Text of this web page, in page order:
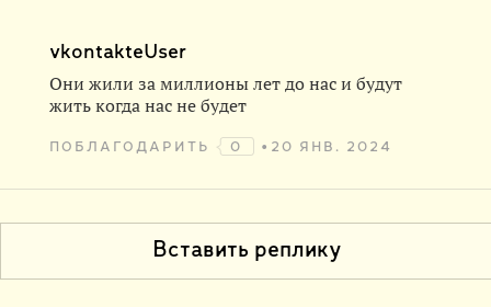
vkontakteUser
Они жили за миллионы лет до нас и будут
жить когда нас не будет
ПОБЛАГОДАРИТЬ 0 20 ЯНВ. 2024
Вставить реплику